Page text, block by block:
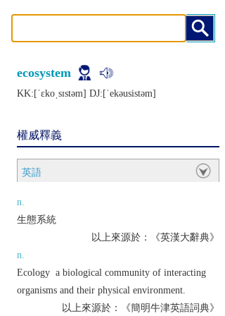
ecosystem
KK:[ˈɛkoˌsɪstǝm] DJ:[ˈеkǝusistǝm]
權威釋義
英語
n.
生態系統
以上來源於：《英漢大辭典》
n.
Ecology a biological community of interacting
organisms and their physical environment.
以上來源於：《簡明牛津英語詞典》